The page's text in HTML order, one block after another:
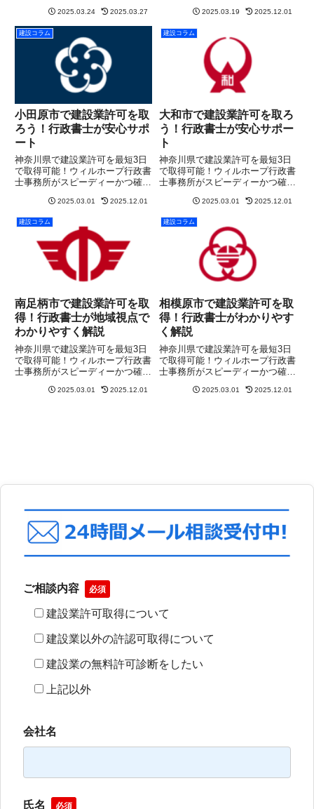
は、特別な資格がなくても、許可
を受けようとする建設業種を10
年以上の実務経験を証明できれば
建設業許可を取得できる可能性が
2025.03.24 2025.03.27 2025.03.19 2025.12.01
建設コラム
小田原市で建設業許可を取
ろう！行政書士が安心サポ
ート
神奈川県で建設業許可を最短3日
で取得可能！ウィルホープ行政書
士事務所がスピーディーかつ確実
2025.03.01 2025.12.01
建設コラム
大和市で建設業許可を取ろ
う！行政書士が安心サポー
ト
神奈川県で建設業許可を最短3日
で取得可能！ウィルホープ行政書
士事務所がスピーディーかつ確実
2025.03.01 2025.12.01
建設コラム
南足柄市で建設業許可を取
得！行政書士が地域視点で
わかりやすく解説
神奈川県で建設業許可を最短3日
で取得可能！ウィルホープ行政書
士事務所がスピーディーかつ確実
2025.03.01 2025.12.01
建設コラム
相模原市で建設業許可を取
得！行政書士がわかりやす
く解説
神奈川県で建設業許可を最短3日
で取得可能！ウィルホープ行政書
士事務所がスピーディーかつ確実
2025.03.01 2025.12.01
ご相談内容 必須
建設業許可取得について
建設業以外の許認可取得について
建設業の無料許可診断をしたい
上記以外
会社名
氏名 必須